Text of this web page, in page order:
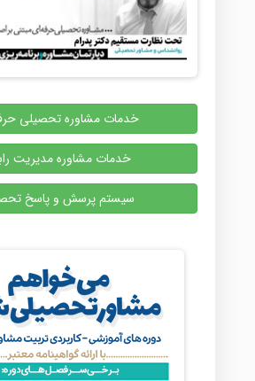
خدمات مشاوره تحصیلی
خدمات مشاوره مدیریت
سیستم پرسش و پاسخ